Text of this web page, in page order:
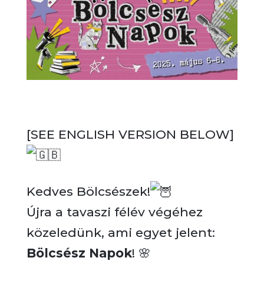
[SEE ENGLISH VERSION BELOW]
Kedves Bölcsészek!
Újra a tavaszi félév végéhez
közeledünk, ami egyet jelent:
Bölcsész Napok! 🌸